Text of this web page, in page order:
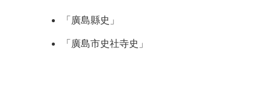
「廣島縣史」
「廣島市史社寺史」